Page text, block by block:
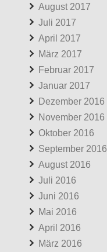
August 2017
Juli 2017
April 2017
März 2017
Februar 2017
Januar 2017
Dezember 2016
November 2016
Oktober 2016
September 2016
August 2016
Juli 2016
Juni 2016
Mai 2016
April 2016
März 2016